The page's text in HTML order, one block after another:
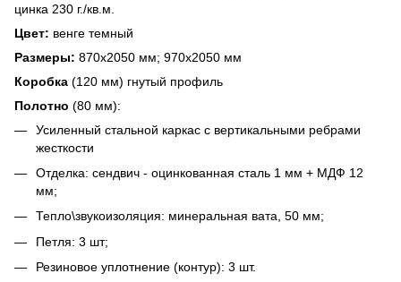
цинка 230 г./кв.м.
Цвет: венге темный
Размеры: 870х2050 мм; 970х2050 мм
Коробка (120 мм) гнутый профиль
Полотно (80 мм):
Усиленный стальной каркас с вертикальными ребрами
жесткости
Отделка: сендвич - оцинкованная сталь 1 мм + МДФ 12
мм;
Тепло\звукоизоляция: минеральная вата, 50 мм;
Петля: 3 шт;
Резиновое уплотнение (контур): 3 шт.